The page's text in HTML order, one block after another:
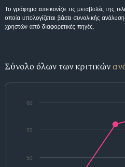
Το γράφημα απεικονίζει τις μεταβολές της
οποία υπολογίζεται βάσει συνολικής
χρηστών από διαφορετικές πηγές.
Σύνολο όλων των κριτικών
50
55
60